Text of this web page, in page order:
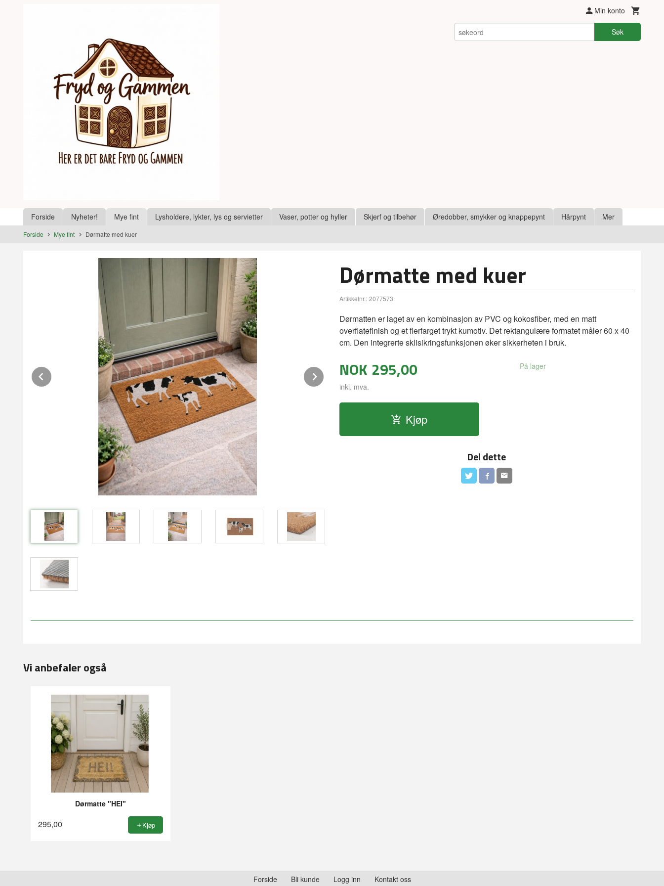
Min konto
Søk
Produkter
Forside Nyheter! Mye fint Lysholdere, lykter, lys og servietter Vaser, potter og hyller Skjerf og tilbehør Øredobber, smykker og knappepynt Hårpynt Mer
Forside Mye fint Dørmatte med kuer
Next
Dørmatte med kuer
Artikkelnr.: 2077573
Dørmatten er laget av en kombinasjon av PVC og kokosfiber, med en matt
overflatefinish og et flerfarget trykt kumotiv. Det rektangulære formatet måler 60 x 40
cm. Den integrerte sklisikringsfunksjonen øker sikkerheten i bruk.
NOK 295,00
inkl. mva.
På lager
Kjøp
Del dette
Vi anbefaler også
Dørmatte "HEI"
295,00 Kjøp
Forside Bli kunde Logg inn Kontakt oss